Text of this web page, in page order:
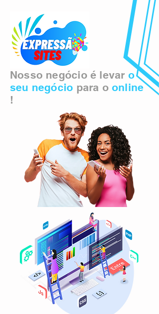
Nosso negócio é levar o
seu negócio para o online
!